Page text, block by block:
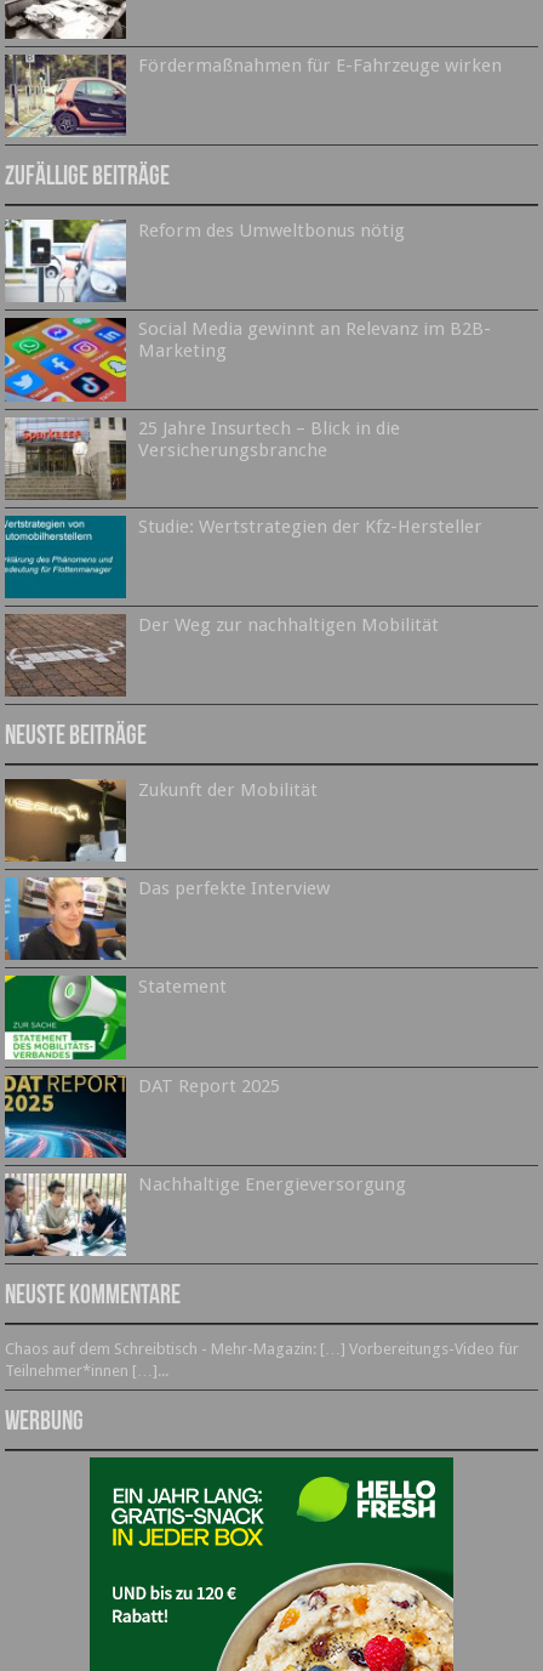
Fördermaßnahmen für E-Fahrzeuge wirken
Zufällige Beiträge
Reform des Umweltbonus nötig
Social Media gewinnt an Relevanz im B2B-
Marketing
25 Jahre Insurtech – Blick in die
Versicherungsbranche
Studie: Wertstrategien der Kfz-Hersteller
Der Weg zur nachhaltigen Mobilität
Neuste Beiträge
Zukunft der Mobilität
Das perfekte Interview
Statement
DAT Report 2025
Nachhaltige Energieversorgung
Neuste Kommentare
Chaos auf dem Schreibtisch - Mehr-Magazin: […] Vorbereitungs-Video für
Teilnehmer*innen […]...
Werbung